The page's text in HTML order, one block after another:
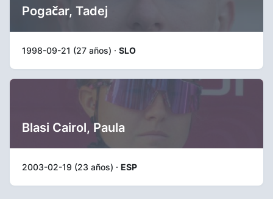
Pogačar, Tadej
1998-09-21 (27 años) · SLO
Blasi Cairol, Paula
2003-02-19 (23 años) · ESP